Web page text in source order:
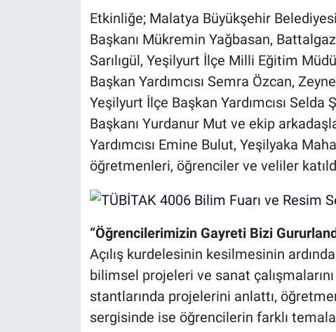
Etkinliğe; Malatya Büyükşehir
Başkanı Mükremin Yağbasan,
Sarılıgül, Yeşilyurt İlçe Milli Eğitim
Başkan Yardımcısı Semra Özcan,
Yeşilyurt İlçe Başkan Yardımcısı
Başkanı Yurdanur Mut ve ekip
Yardımcısı Emine Bulut, Yeşilyaka
öğretmenleri, öğrenciler ve veliler
“Öğrencilerimizin Gayreti Bizi
Açılış kurdelesinin kesilmesinin
bilimsel projeleri ve sanat
stantlarında projelerini anlattı,
sergisinde ise öğrencilerin farklı